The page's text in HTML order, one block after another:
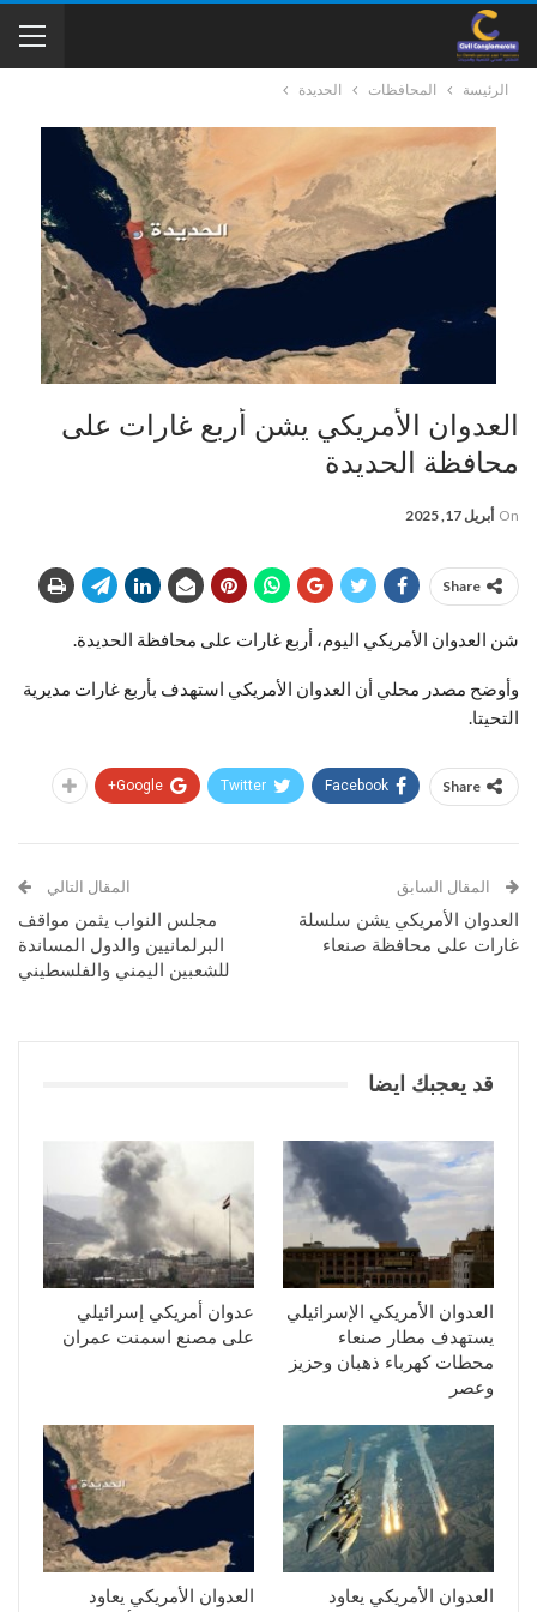
الرئيسة المحافظات الحديدة
العدوان الأمريكي يشن أربع غارات على
محافظة الحديدة
On أبريل 17, 2025
Share
شن العدوان الأمريكي اليوم، أربع غارات على محافظة الحديدة.
وأوضح مصدر محلي أن العدوان الأمريكي استهدف بأربع غارات مديرية
التحيتا.
Share
Facebook
Twitter
Google+
المقال السابق
العدوان الأمريكي يشن سلسلة
غارات على محافظة صنعاء
المقال التالي
مجلس النواب يثمن مواقف
البرلمانيين والدول المساندة
للشعبين اليمني والفلسطيني
قد يعجبك ايضا
العدوان الأمريكي الإسرائيلي
يستهدف مطار صنعاء
محطات كهرباء ذهبان وحزيز
وعصر
عدوان أمريكي إسرائيلي
على مصنع اسمنت عمران
العدوان الأمريكي يعاود
العدوان الأمريكي يعاود